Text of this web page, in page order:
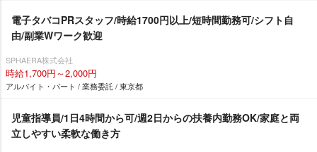
電子タバコPRスタッフ/時給1700円以上/短時間勤務可/シフト自
由/副業Wワーク歓迎
SPHAERA株式会社
時給1,700円～2,000円
アルバイト・パート / 業務委託 / 東京都
児童指導員/1日4時間から可/週2日からの扶養内勤務OK/家庭と両
立しやすい柔軟な働き方